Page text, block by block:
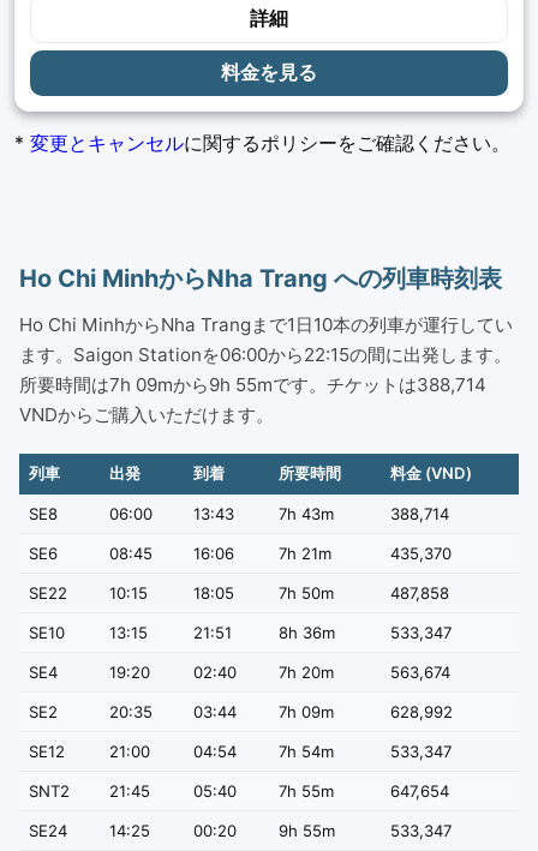
詳細
料金を見る
* 変更とキャンセルに関するポリシーをご確認ください。
Ho Chi MinhからNha Trang への列車時刻表
Ho Chi MinhからNha Trangまで1日10本の列車が運行してい
ます。Saigon Stationを06:00から22:15の間に出発します。
所要時間は7h 09mから9h 55mです。チケットは388,714
VNDからご購入いただけます。
列車 出発 到着 所要時間 料金 (VND)
SE8 06:00 13:43 7h 43m 388,714
SE6 08:45 16:06 7h 21m 435,370
SE22 10:15 18:05 7h 50m 487,858
SE10 13:15 21:51 8h 36m 533,347
SE4 19:20 02:40 7h 20m 563,674
SE2 20:35 03:44 7h 09m 628,992
SE12 21:00 04:54 7h 54m 533,347
SNT2 21:45 05:40 7h 55m 647,654
SE24 14:25 00:20 9h 55m 533,347